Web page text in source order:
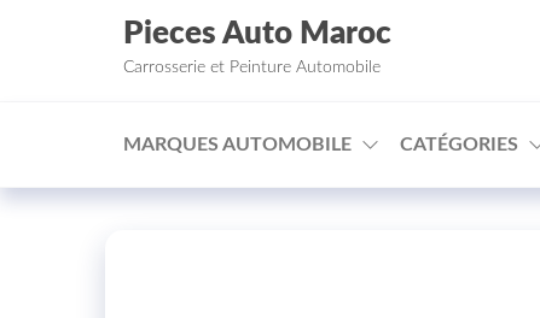
Aller au contenu
Pieces Auto Maroc
Carrosserie et Peinture Automobile
MARQUES AUTOMOBILE CATÉGORIES